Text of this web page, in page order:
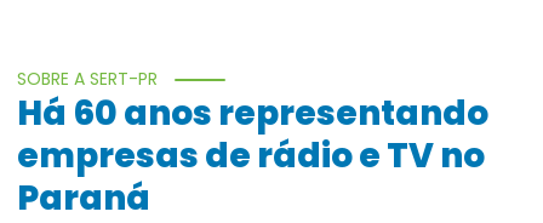
SOBRE A SERT-PR
Há 60 anos representando
empresas de rádio e TV no
Paraná